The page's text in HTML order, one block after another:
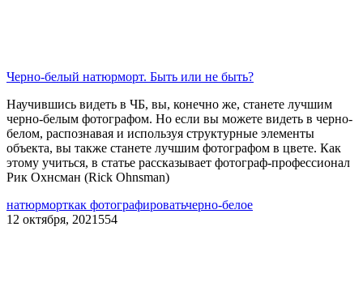
Черно-белый натюрморт. Быть или не быть?
Научившись видеть в ЧБ, вы, конечно же, станете лучшим
черно-белым фотографом. Но если вы можете видеть в черно-
белом, распознавая и используя структурные элементы
объекта, вы также станете лучшим фотографом в цвете. Как
этому учиться, в статье рассказывает фотограф-профессионал
Рик Охнсман (Rick Ohnsman)
натюрморткак фотографироватьчерно-белое
12 октября, 2021 554